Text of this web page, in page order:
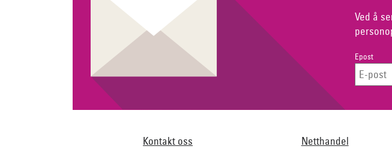
Ved å
Epost
Kontakt oss Netthandel